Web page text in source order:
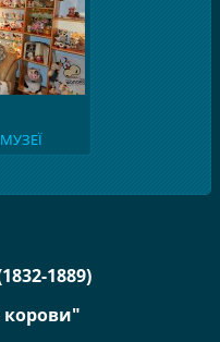
1889)